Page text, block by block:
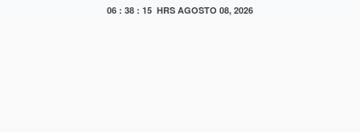
06 : 38 : 15 HRS AGOSTO 08, 2026